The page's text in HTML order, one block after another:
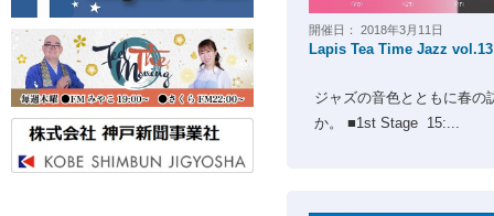
開催日： 2018年3月11日
Lapis Tea Time Jazz
ジャズの音色とともに春の
か。 ■1st Stage 15:...